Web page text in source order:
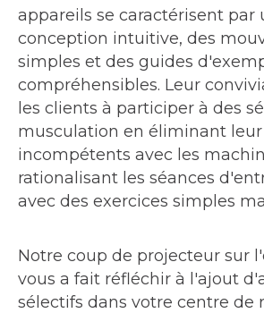
appareils se caractérisent par
conception intuitive, des
simples et des guides
compréhensibles. Leur
les clients à participer à des
musculation en éliminant
incompétents avec les
rationalisant les séances
avec des exercices simples
Notre coup de projecteur sur
vous a fait réfléchir à l'ajout
sélectifs dans votre centre de